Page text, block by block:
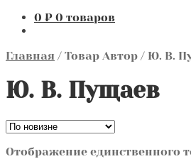
0 ₽ 0 товаров
Главная / Товар Автор / Ю. В.
Ю. В. Пущаев
Отображение единственного